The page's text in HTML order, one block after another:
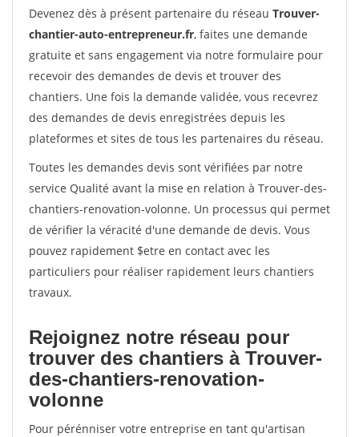
Devenez dès à présent partenaire du réseau Trouver-
chantier-auto-entrepreneur.fr, faites une demande
gratuite et sans engagement via notre formulaire pour
recevoir des demandes de devis et trouver des
chantiers. Une fois la demande validée, vous recevrez
des demandes de devis enregistrées depuis les
plateformes et sites de tous les partenaires du réseau.
Toutes les demandes devis sont vérifiées par notre
service Qualité avant la mise en relation à Trouver-des-
chantiers-renovation-volonne. Un processus qui permet
de vérifier la véracité d'une demande de devis. Vous
pouvez rapidement $etre en contact avec les
particuliers pour réaliser rapidement leurs chantiers
travaux.
Rejoignez notre réseau pour
trouver des chantiers à Trouver-
des-chantiers-renovation-
volonne
Pour pérénniser votre entreprise en tant qu'artisan